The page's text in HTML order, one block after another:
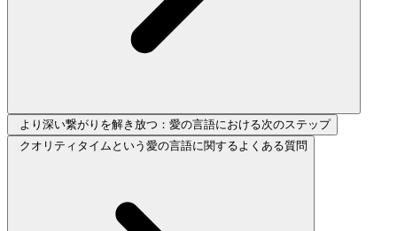
より深い繋がりを解き放つ：愛の言語における次のステップ
クオリティタイムという愛の言語に関するよくある質問